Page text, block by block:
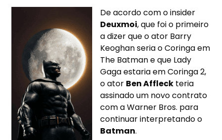
De acordo com o insider
Deuxmoi, que foi o primeiro
a dizer que o ator Barry
Keoghan seria o Coringa em
The Batman e que Lady
Gaga estaria em Coringa 2,
o ator Ben Affleck teria
assinado um novo contrato
com a Warner Bros. para
continuar interpretando o
Batman.